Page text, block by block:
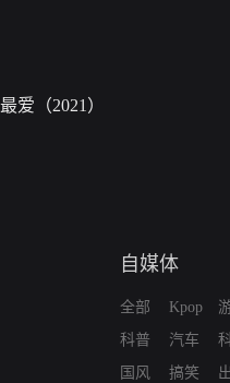
最爱（2021）
自媒体
全部
科普
国风
Kpop
汽车
搞笑